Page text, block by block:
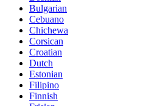
Bulgarian
Cebuano
Chichewa
Corsican
Croatian
Dutch
Estonian
Filipino
Finnish